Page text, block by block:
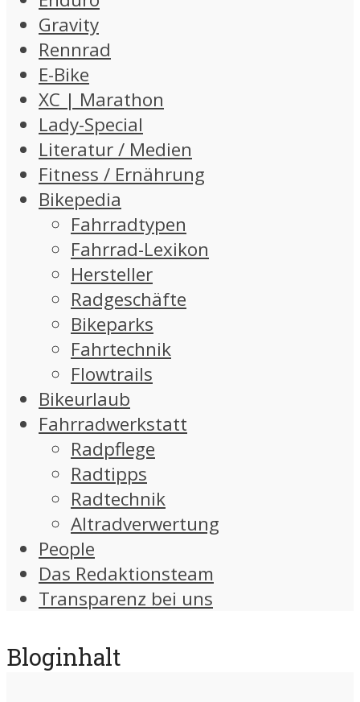
Gravity
Rennrad
E-Bike
XC | Marathon
Lady-Special
Literatur / Medien
Fitness / Ernährung
Bikepedia
Fahrradtypen
Fahrrad-Lexikon
Hersteller
Radgeschäfte
Bikeparks
Fahrtechnik
Flowtrails
Bikeurlaub
Fahrradwerkstatt
Radpflege
Radtipps
Radtechnik
Altradverwertung
People
Das Redaktionsteam
Transparenz bei uns
Bloginhalt